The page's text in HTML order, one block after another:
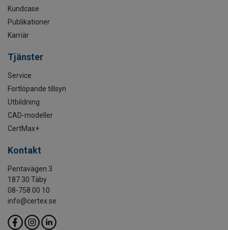
Kundcase
Publikationer
Karriär
Tjänster
Service
Fortlöpande tillsyn
Utbildning
CAD-modeller
CertMax+
Kontakt
Pentavägen 3
187 30 Täby
08-758 00 10
info@certex.se